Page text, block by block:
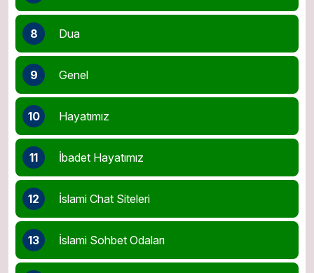
8 Dua
9 Genel
10 Hayatımız
11 İbadet Hayatımız
12 İslami Chat Siteleri
13 İslami Sohbet Odaları